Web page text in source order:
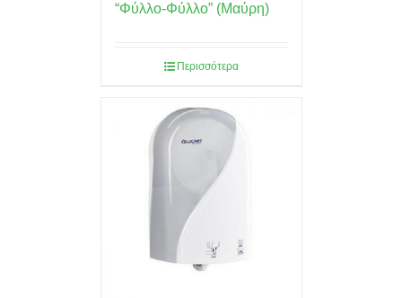
“Φύλλο-Φύλλο” (Μαύρη)
Περισσότερα